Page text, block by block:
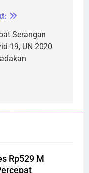
Serangan
19, UN 2020
Rp529 M